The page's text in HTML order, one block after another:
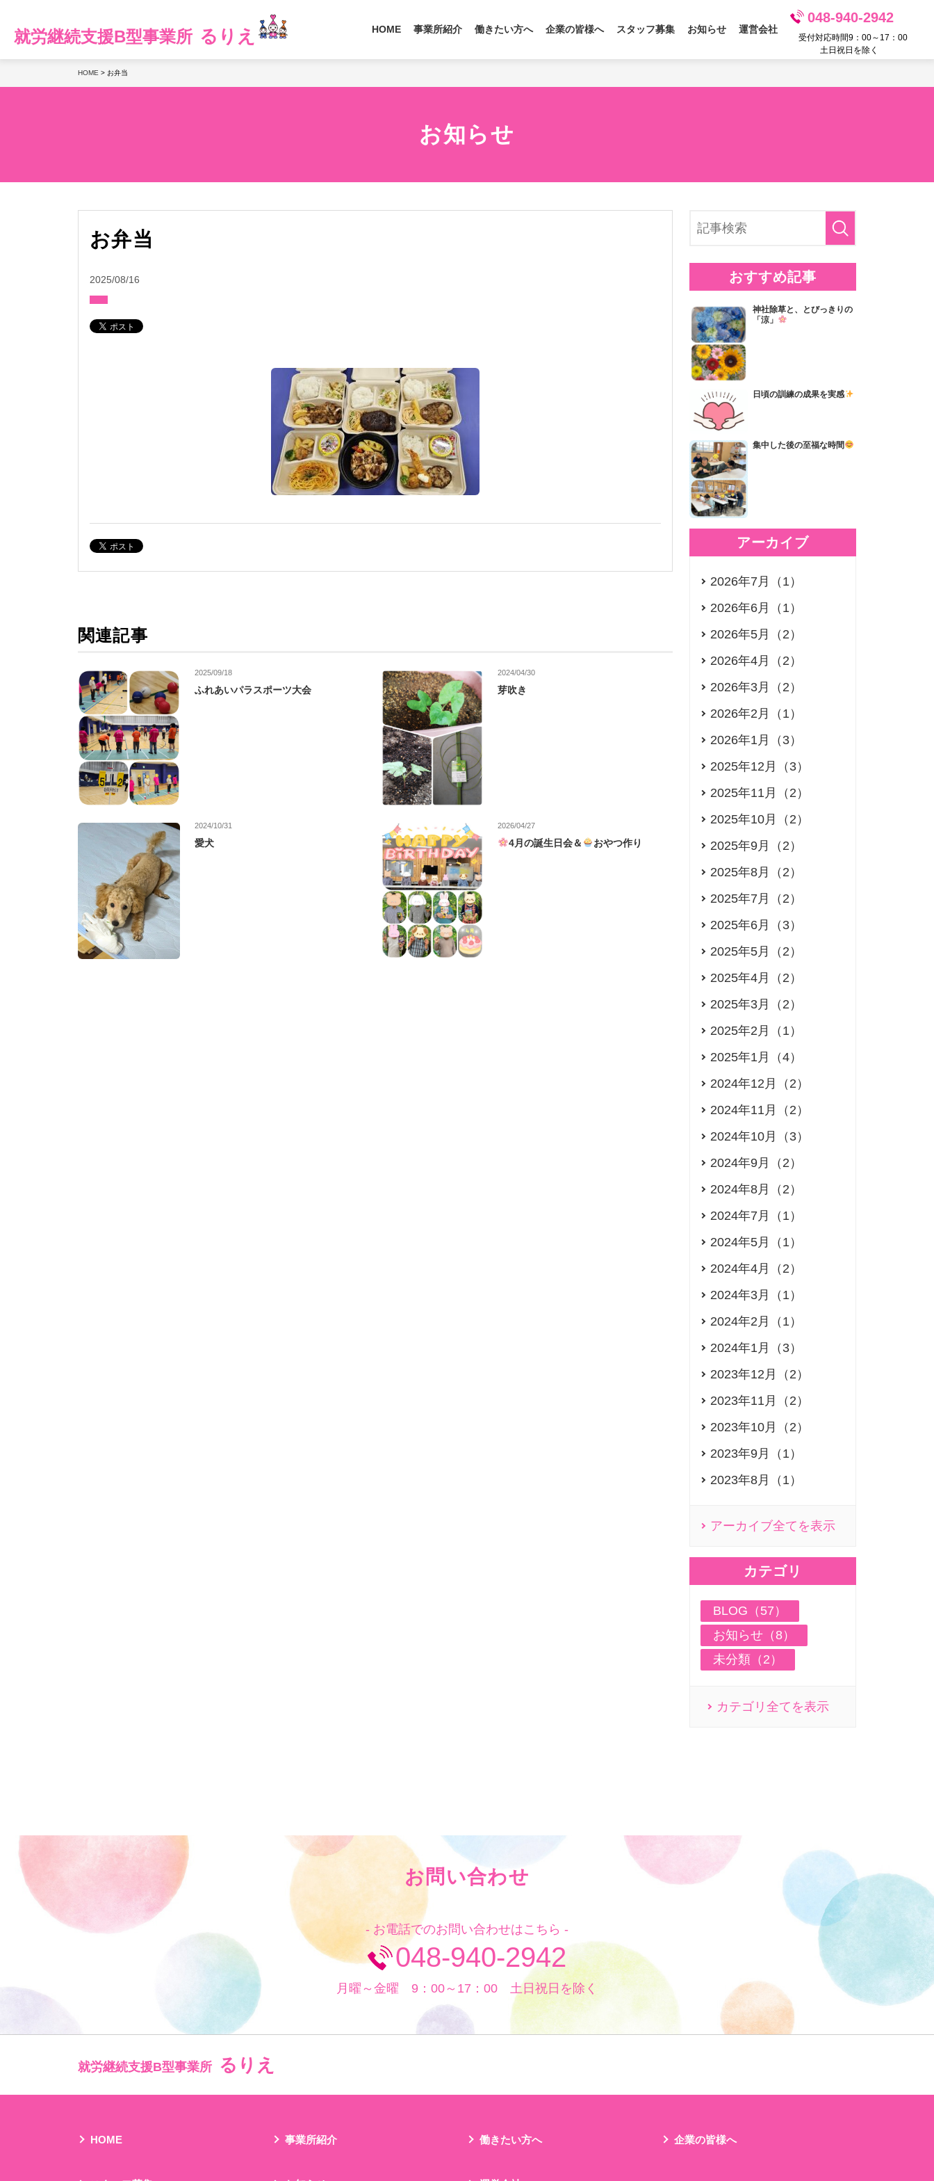
就労継続支援B型事業所 るりえ HOME 事業所紹介 働きたい方へ 企業の皆様へ スタッフ募集 お知らせ 運営会社
048-940-2942
受付対応時間9：00～17：00
土日祝日を除く
HOME > お弁当
お知らせ
お弁当
2025/08/16
関連記事
2025/09/18
ふれあいパラスポーツ大会
2024/04/30
芽吹き
2024/10/31
愛犬
2026/04/27
4月の誕生日会＆ おやつ作り
おすすめ記事
神社除草と、とびっきりの
「涼」
日頃の訓練の成果を実感
集中した後の至福な時間
アーカイブ
2026年7月（1）
2026年6月（1）
2026年5月（2）
2026年4月（2）
2026年3月（2）
2026年2月（1）
2026年1月（3）
2025年12月（3）
2025年11月（2）
2025年10月（2）
2025年9月（2）
2025年8月（2）
2025年7月（2）
2025年6月（3）
2025年5月（2）
2025年4月（2）
2025年3月（2）
2025年2月（1）
2025年1月（4）
2024年12月（2）
2024年11月（2）
2024年10月（3）
2024年9月（2）
2024年8月（2）
2024年7月（1）
2024年5月（1）
2024年4月（2）
2024年3月（1）
2024年2月（1）
2024年1月（3）
2023年12月（2）
2023年11月（2）
2023年10月（2）
2023年9月（1）
2023年8月（1）
アーカイブ全てを表示
カテゴリ
BLOG（57）
お知らせ（8）
未分類（2）
カテゴリ全てを表示
お問い合わせ
- お電話でのお問い合わせはこちら -
048-940-2942
月曜～金曜 9：00～17：00 土日祝日を除く
就労継続支援B型事業所 るりえ
HOME 事業所紹介 働きたい方へ 企業の皆様へ